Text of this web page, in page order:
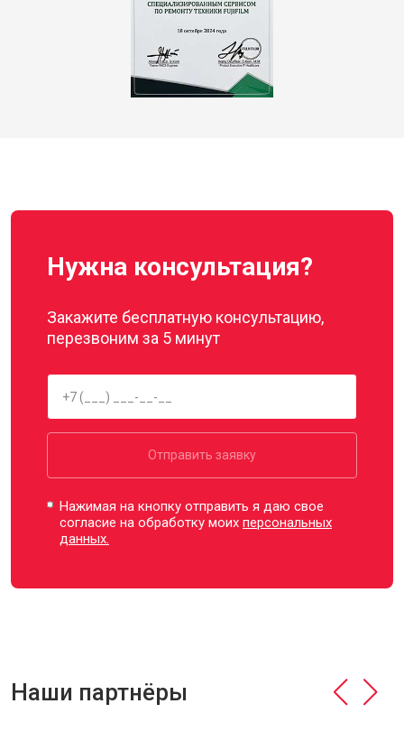
Нужна консультация?
Закажите бесплатную консультацию,
перезвоним за 5 минут
Отправить заявку
Нажимая на кнопку отправить я даю свое
согласие на обработку моихперсональных
данных.
Наши партнёры